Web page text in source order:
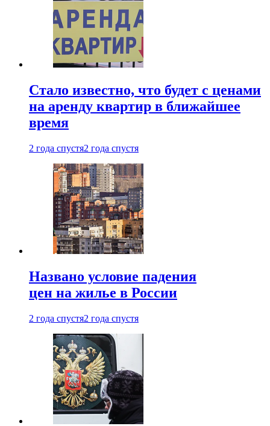
Стало известно, что будет с ценами
на аренду квартир в ближайшее
время
2 года спустя2 года спустя
Названо условие падения
цен на жилье в России
2 года спустя2 года спустя